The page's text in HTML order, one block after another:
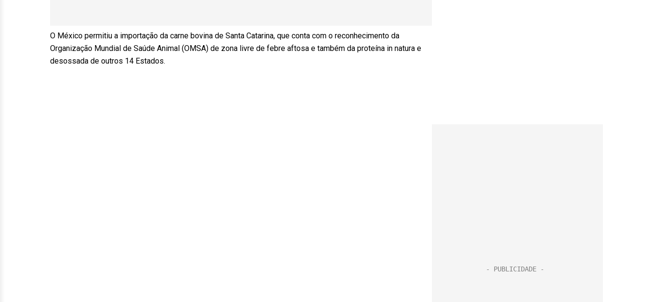
O México permitiu a importação da carne bovina de Santa Catarina, que conta com o reconhecimento da
Organização Mundial de Saúde Animal (OMSA) de zona livre de febre aftosa e também da proteína in natura e
desossada de outros 14 Estados.